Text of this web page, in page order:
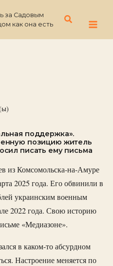
за Садовым
как она есть
Поиск
поддержка».
позицию житель
писать ему письма
из Комсомольска-на-Амуре
2025 года. Его обвинили в
украинским военным
2022 года. Свою историю
«Медиазоне».
в каком-то абсурдном
Настроение меняется по